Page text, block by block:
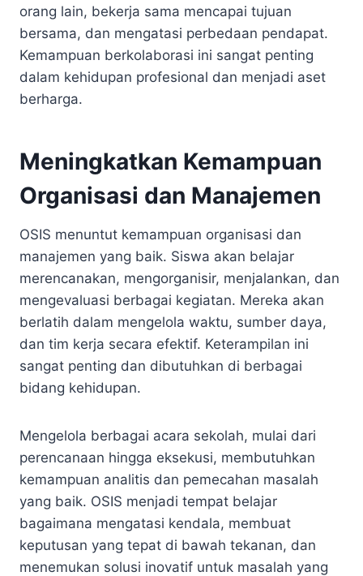
orang lain, bekerja sama mencapai tujuan
bersama, dan mengatasi perbedaan pendapat.
Kemampuan berkolaborasi ini sangat penting
dalam kehidupan profesional dan menjadi aset
berharga.
Meningkatkan Kemampuan
Organisasi dan Manajemen
OSIS menuntut kemampuan organisasi dan
manajemen yang baik. Siswa akan belajar
merencanakan, mengorganisir, menjalankan, dan
mengevaluasi berbagai kegiatan. Mereka akan
berlatih dalam mengelola waktu, sumber daya,
dan tim kerja secara efektif. Keterampilan ini
sangat penting dan dibutuhkan di berbagai
bidang kehidupan.
Mengelola berbagai acara sekolah, mulai dari
perencanaan hingga eksekusi, membutuhkan
kemampuan analitis dan pemecahan masalah
yang baik. OSIS menjadi tempat belajar
bagaimana mengatasi kendala, membuat
keputusan yang tepat di bawah tekanan, dan
menemukan solusi inovatif untuk masalah yang